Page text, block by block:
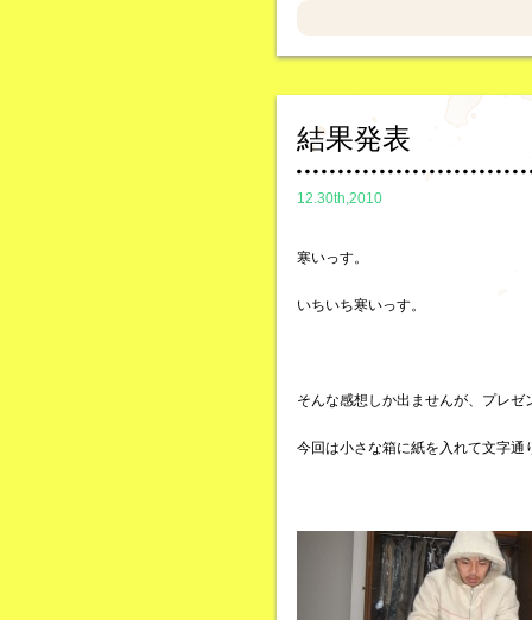
結果発表
12.30th,2010
寒いっす。
いちいち寒いっす。
そんな感想しか出ませんが、プレゼ
今回は小さな箱に紙を入れて文字通